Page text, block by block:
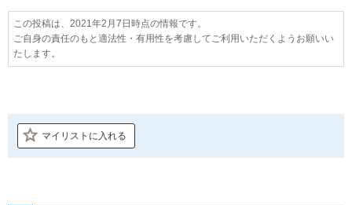
この投稿は、2021年2月7日時点の情報です。
ご自身の責任のもと適法性・有用性を考慮してご利用いただくようお願いい
たします。
マイリストに入れる